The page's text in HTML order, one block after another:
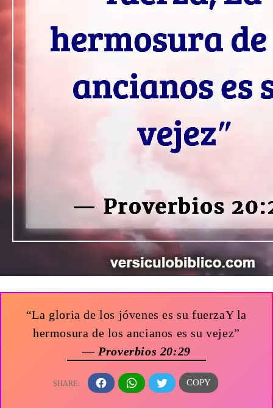
“La gloria de los jóvenes es su fuerzaY la
hermosura de los ancianos es su vejez”
— Proverbios 20:29